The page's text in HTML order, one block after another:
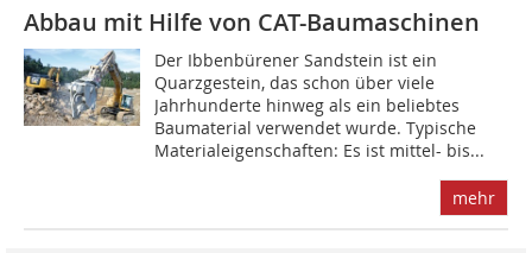
Abbau mit Hilfe von CAT-Baumaschinen
Der Ibbenbürener Sandstein ist ein
Quarzgestein, das schon über viele
Jahrhunderte hinweg als ein beliebtes
Baumaterial verwendet wurde. Typische
Materialeigenschaften: Es ist mittel- bis...
mehr